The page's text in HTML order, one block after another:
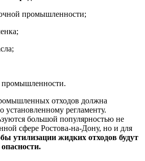
промышленности;
отходов должна
установленному регламенту.
большой популярностью не
сфере Ростова-на-Дону, но и для
утилизации жидких отходов будут